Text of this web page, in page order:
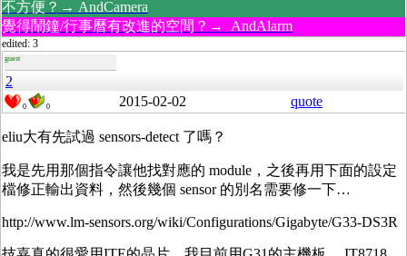
不方便？→ AndCamera
覺得鬧鐘/行事曆有改進的空間？→ AndAlarm
edited: 3
guest
2
0 0 2015-02-02 quote
eliu大有先試過 sensors-detect 了嗎？
我是先用那個指令讓他找對應的 module，之後再用下面的設定
檔修正輸出資料，然後幾個 sensor 的別名需要修一下…
http://www.lm-sensors.org/wiki/Configurations/Gigabyte/G33-DS3R